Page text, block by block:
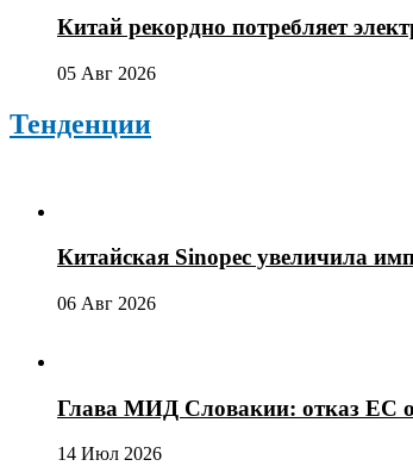
Китай рекордно потребляет
05 Авг 2026
Тенденции
Китайская Sinopec увеличила
06 Авг 2026
Глава МИД Словакии: отказ ЕС
14 Июл 2026